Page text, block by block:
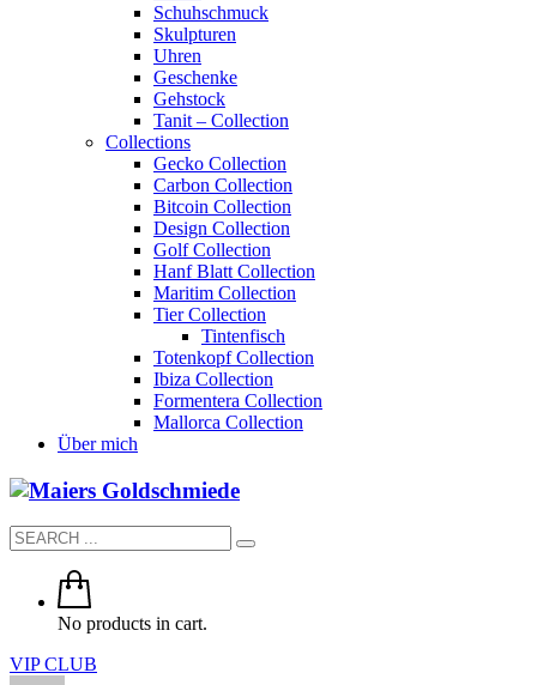
Schuhschmuck
Skulpturen
Uhren
Geschenke
Gehstock
Tanit – Collection
Collections
Gecko Collection
Carbon Collection
Bitcoin Collection
Design Collection
Golf Collection
Hanf Blatt Collection
Maritim Collection
Tier Collection
Tintenfisch
Totenkopf Collection
Ibiza Collection
Formentera Collection
Mallorca Collection
Über mich
No products in cart.
VIP CLUB